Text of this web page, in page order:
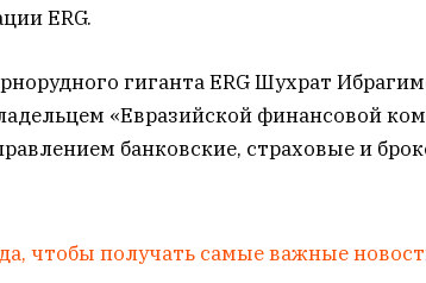
ERG.
гиганта ERG Шухрат
«Евразийской финансовой
банковские, страховые и
чтобы получать самые важные